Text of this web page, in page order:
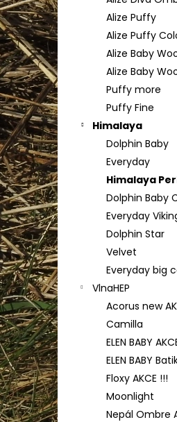
l
Alize Puffy
Alize Puffy
Alize Baby
Alize Baby
Puffy more
Puffy Fine
Himalaya
Dolphin Baby
Everyday
Himalaya
Dolphin Baby
Everyday
Dolphin Star
Velvet
Everyday big
VlnaHEP
Acorus new
Camilla
ELEN BABY
ELEN BABY
Floxy AKCE !!!
Moonlight
Nepál Ombre
TULIP 4010
50 Kč